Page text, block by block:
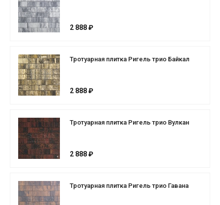
2 888 ₽
Тротуарная плитка Ригель трио Байкал
2 888 ₽
Тротуарная плитка Ригель трио Вулкан
2 888 ₽
Тротуарная плитка Ригель трио Гавана